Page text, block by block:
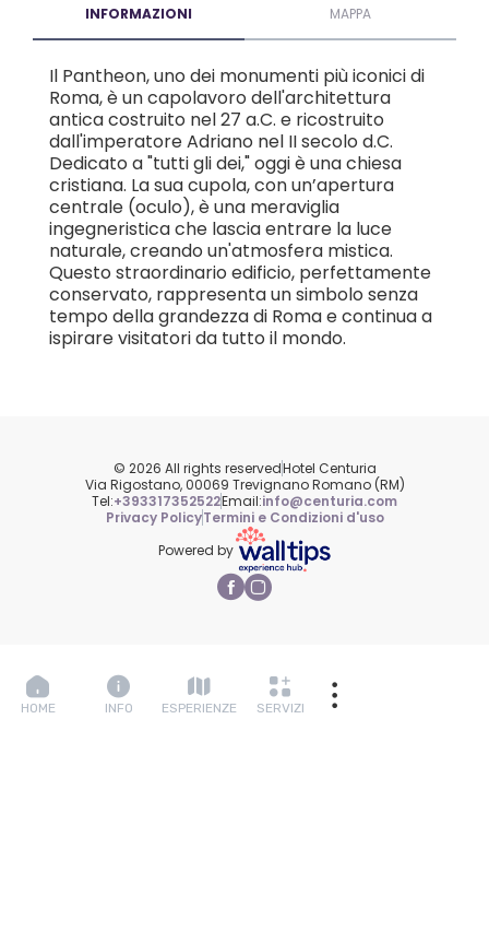
HOME INFO ESPERIENZE SERVIZI
INFORMAZIONI
Il Pantheon, uno dei monumenti più iconici di
Roma, è un capolavoro dell'architettura
antica costruito nel 27 a.C. e ricostruito
dall'imperatore Adriano nel II secolo d.C.
Dedicato a "tutti gli dei," oggi è una chiesa
cristiana. La sua cupola, con un’apertura
centrale (oculo), è una meraviglia
ingegneristica che lascia entrare la luce
naturale, creando un'atmosfera mistica.
Questo straordinario edificio, perfettamente
conservato, rappresenta un simbolo senza
tempo della grandezza di Roma e continua a
ispirare visitatori da tutto il mondo.
MAPPA
© 2026 All rights reservedHotel Centuria
Via Rigostano, 00069 Trevignano Romano (RM)
Tel:+393317352522Email:info@centuria.com
Privacy PolicyTermini e Condizioni d'uso
Powered by